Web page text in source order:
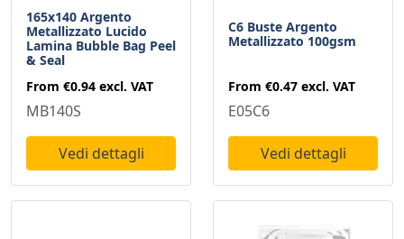
165x140 Argento
Metallizzato Lucido
Lamina Bubble Bag Peel
& Seal
From €0.94 excl. VAT
MB140S
Vedi dettagli
C6 Buste Argento
Metallizzato 100gsm
From €0.47 excl. VAT
E05C6
Vedi dettagli